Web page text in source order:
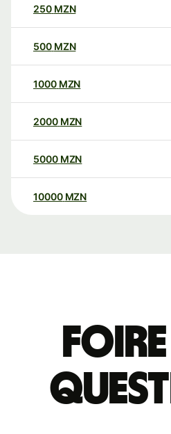
250 MZN
500 MZN
1000 MZN
2000 MZN
5000 MZN
10000 MZN